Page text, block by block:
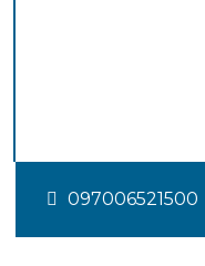
097006521500